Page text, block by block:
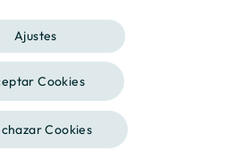
en el precio. Precios sujetos a
no incluidos. Consulta más viviendas
de venta.
Llámanos
Ajustes
Cookies
Cookies